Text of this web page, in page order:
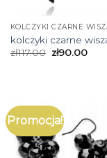
KOLCZYKI CZARNE
kolczyki czarne
zł117.00 zł90.00
Promocja!